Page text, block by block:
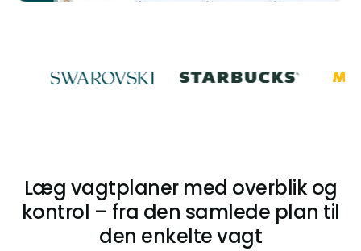
Læg vagtplaner med overblik og
kontrol – fra den samlede plan til
den enkelte vagt